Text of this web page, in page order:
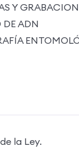
Y
ADN
la Ley.